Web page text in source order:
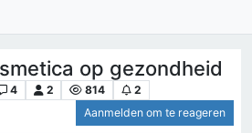
op gezondheid
4 2 814
2
Aanmelden om te reageren